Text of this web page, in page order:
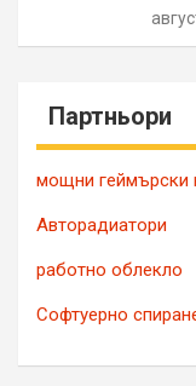
Партньори
мощни геймърски
Авторадиатори
работно облекло
Софтуерно